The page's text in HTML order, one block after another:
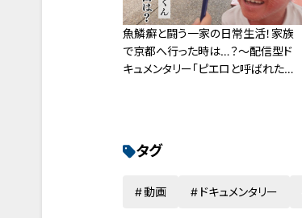
魚鱗癬と闘う一家の日常生活！家族
で京都へ行った時は…？～配信型ド
キュメンタリー「ピエロと呼ばれた息
タグ
動画 ドキュメンタリー